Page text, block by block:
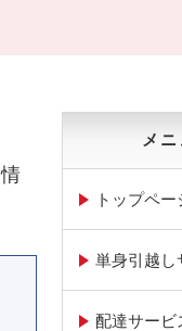
メ
トップペー
単身引越し
配達サービ